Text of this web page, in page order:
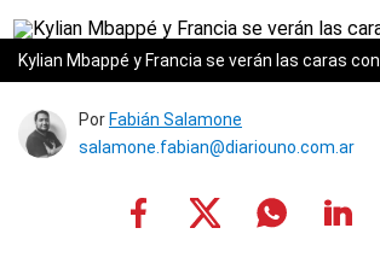
Kylian Mbappé y Francia se verán las caras
Por Fabián Salamone
salamone.fabian@diariouno.com.ar